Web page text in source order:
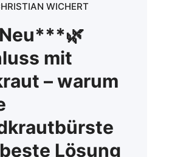
entscheidender Schritt
übersehen: die
des Bodens. Genau
der Aerifizierer an. Der
ist ein
Gerät, das tief in
WICHERT
mit
– warum
Lösung